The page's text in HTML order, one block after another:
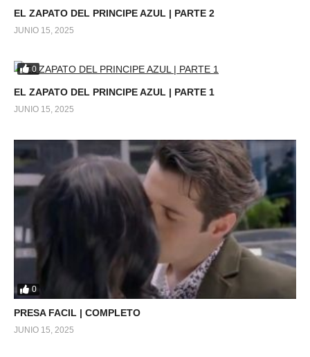
EL ZAPATO DEL PRINCIPE AZUL | PARTE 2
JUNIO 15, 2025
0
EL ZAPATO DEL PRINCIPE AZUL | PARTE 1
JUNIO 15, 2025
0
PRESA FACIL | COMPLETO
JUNIO 15, 2025